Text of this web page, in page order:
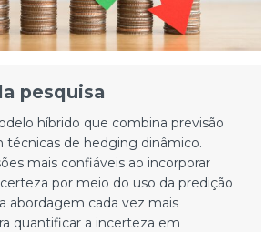
pesquisa
híbrido que combina previsão
técnicas de hedging dinâmico.
mais confiáveis ​​ao incorporar
por meio do uso da predição
abordagem cada vez mais
quantificar a incerteza em